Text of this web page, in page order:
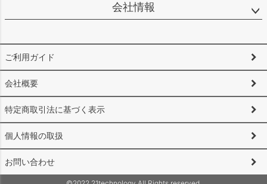
会社情報
ご利用ガイド
会社概要
特定商取引法に基づく表示
個人情報の取扱
お問い合わせ